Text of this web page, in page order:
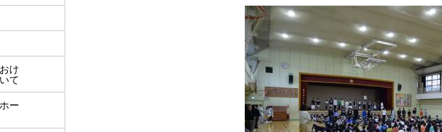
け
て
ー